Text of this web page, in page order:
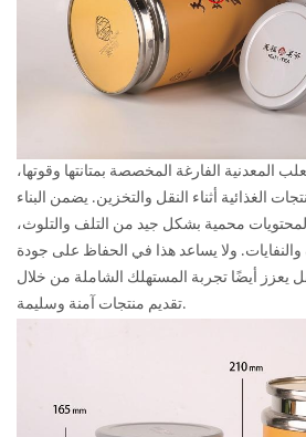
المعدنية الفارغة المخصصة بمتانتها وقوتها،
الغذائية أثناء النقل والتخزين. يضمن البناء
محمية بشكل جيد من التلف والتلوث،
ولا يساعد هذا في الحفاظ على جودة
يعزز أيضًا تجربة المستهلك الشاملة من خلال
تقديم منتجات آمنة وسليمة.